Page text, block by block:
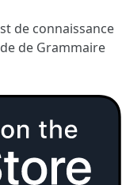
de connaissance
de Grammaire